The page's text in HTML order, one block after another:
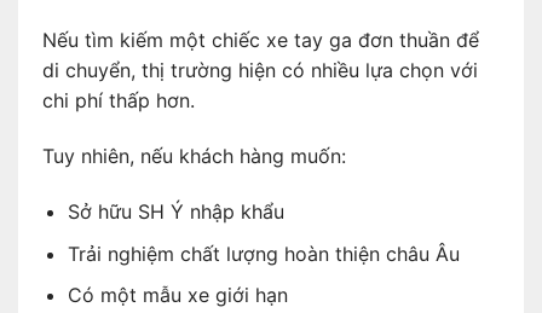
Nếu tìm kiếm một chiếc xe tay ga đơn thuần để
di chuyển, thị trường hiện có nhiều lựa chọn với
chi phí thấp hơn.
Tuy nhiên, nếu khách hàng muốn:
Sở hữu SH Ý nhập khẩu
Trải nghiệm chất lượng hoàn thiện châu Âu
Có một mẫu xe giới hạn